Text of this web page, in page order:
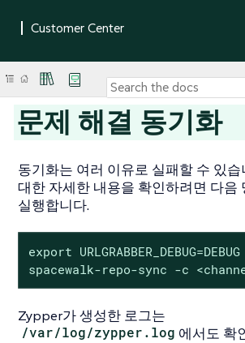
문제 해결 동기화
동기화는 여러 이유로 실패할 수 있습
대한 자세한 내용을 확인하려면 다음
실행합니다.
export URLGRABBER_DEBUG=DEBUG
spacewalk-repo-sync -c
Zypper가 생성한 로그는
/var/log/zypper.log 에서도 확